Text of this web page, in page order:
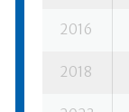
2016
2018